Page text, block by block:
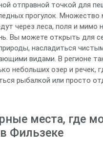
отправной точкой для
прогулок. Множество
через леса, поля и мимо
Вы можете открыть для
насладиться
видами. В регионе
небольших озер и речек,
рыбалкой или просто
места, где
Фильзеке